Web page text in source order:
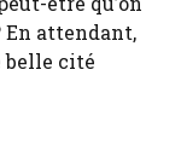
En attendant,
belle cité